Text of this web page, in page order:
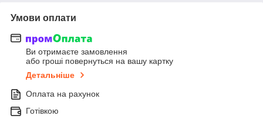
Умови оплати
Ви отримаєте замовлення
або гроші повернуться на вашу картку
Детальніше
Оплата на рахунок
Готівкою